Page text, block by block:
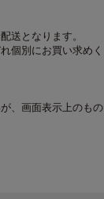
送となります。
個別にお買い求めく
、画面表示上のもの